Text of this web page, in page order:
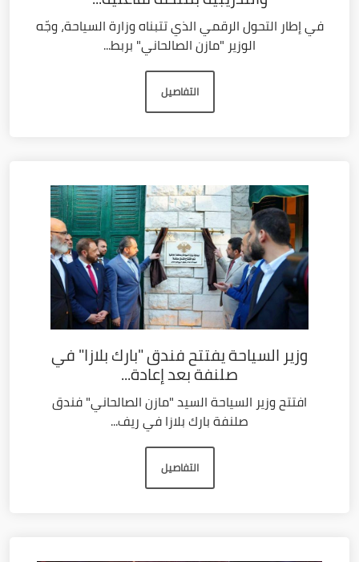
في إطار التحول الرقمي الذي تتبناه وزارة السياحة، وجّه
الوزير "مازن الصالحاني" بربط...
التفاصيل
وزير السياحة يفتتح فندق "بارك بلازا" في
صلنفة بعد إعادة...
افتتح وزير السياحة السيد "مازن الصالحاني" فندق
صلنفة بارك بلازا في ريف...
التفاصيل